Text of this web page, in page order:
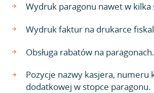
Wydruk paragonu nawet w kilka
Wydruk faktur na drukarce
Obsługa rabatów na paragonach.
Pozycje nazwy kasjera, numeru
dodatkowej w stopce paragonu.